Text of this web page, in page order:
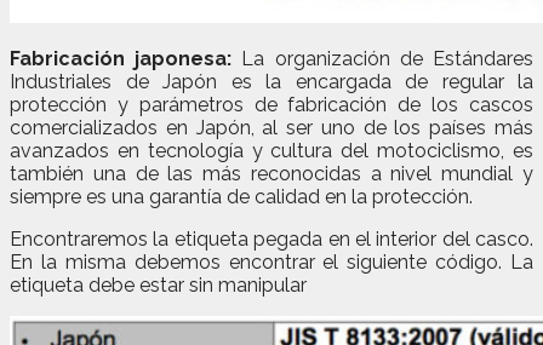
Fabricación japonesa: La organización de Estándares
Industriales de Japón es la encargada de regular la
protección y parámetros de fabricación de los cascos
comercializados en Japón, al ser uno de los países más
avanzados en tecnología y cultura del motociclismo, es
también una de las más reconocidas a nivel mundial y
siempre es una garantía de calidad en la protección.
Encontraremos la etiqueta pegada en el interior del casco.
En la misma debemos encontrar el siguiente código. La
etiqueta debe estar sin manipular